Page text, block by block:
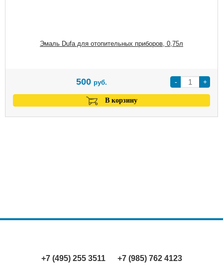
Эмаль Dufa для отопительных приборов, 0,75л
- +
500 руб.
В корзину
+7 (495) 255 3511 +7 (985) 762 4123